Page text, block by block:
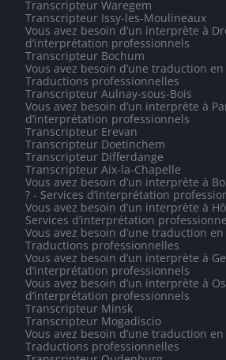
Transcripteur Waregem
Transcripteur Issy-les-Moulineaux
Vous avez besoin d’un interprète à
d’interprétation professionnels
Transcripteur Bochum
Vous avez besoin d’une traduction en
Traductions professionnelles
Transcripteur Aulnay-sous-Bois
Vous avez besoin d’un interprète à
d’interprétation professionnels
Transcripteur Erevan
Transcripteur Doetinchem
Transcripteur Differdange
Transcripteur Aix-la-Chapelle
Vous avez besoin d’un interprète à
? - Services d’interprétation
Vous avez besoin d’un interprète à
Services d’interprétation
Vous avez besoin d’une traduction
Traductions professionnelles
Vous avez besoin d’un interprète à
d’interprétation professionnels
Vous avez besoin d’un interprète à
d’interprétation professionnels
Transcripteur Minsk
Transcripteur Mogadiscio
Vous avez besoin d’une traduction
Traductions professionnelles